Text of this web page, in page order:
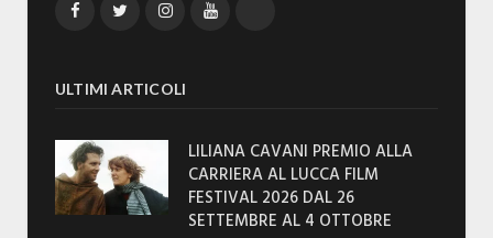
FacebookTwitterInstagramYouTube
ULTIMI ARTICOLI
LILIANA CAVANI PREMIO ALLA
CARRIERA AL LUCCA FILM
FESTIVAL 2026 DAL 26
SETTEMBRE AL 4 OTTOBRE